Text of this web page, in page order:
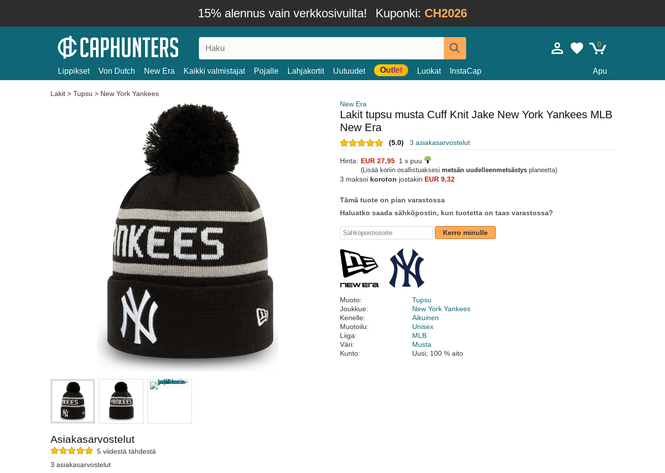
15% alennus vain verkkosivuilta! Kuponki: CH2026
0
Lippikset Von Dutch New Era Kaikki valmistajat Pojalle Lahjakortit Uutuudet Outlet Luokat InstaCap Apu
Lakit > Tupsu > New York Yankees
New Era
Lakit tupsu musta Cuff Knit Jake New York Yankees MLB
New Era
(5.0) 3 asiakasarvostelut
Hinta: EUR 27,95 1 x puu
(Lisää koriin osallistuaksesi metsän uudelleenmetsästys planeetta)
3 maksoi koroton jostakin EUR 9,32
Tämä tuote on pian varastossa
Haluatko saada sähköpostin, kun tuotetta on taas varastossa?
Kerro minulle
Muoto:
Tupsu
Joukkue:
New York Yankees
Kenelle:
Aikuinen
Muotoilu:
Unisex
Liiga:
MLB
Väri:
Musta
Kunto:
Uusi; 100 % aito
Asiakasarvostelut
5 viidestä tähdestä
3 asiakasarvostelut